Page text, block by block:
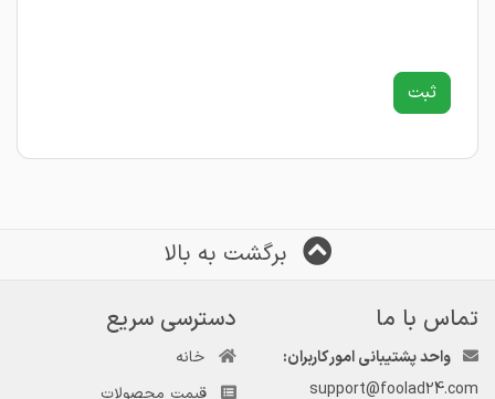
برگشت به بالا
تماس با ما
واحد پشتیبانی امور کاربران:
support@foolad24.com
دسترسی سریع
خانه
قیمت محصولات